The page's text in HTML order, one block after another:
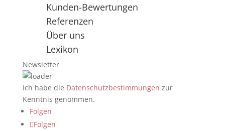
Kunden-Bewertungen
Referenzen
Über uns
Lexikon
Newsletter
Ich habe die Datenschutzbestimmungen zur
Kenntnis genommen.
Folgen
Folgen